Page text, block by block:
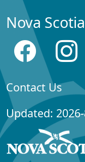
Nova
Contact Us
Updated: